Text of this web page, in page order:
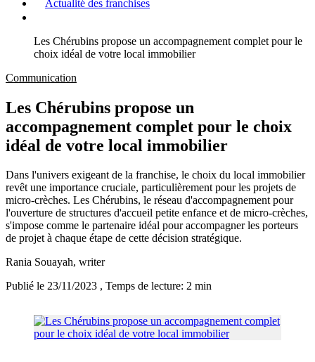
Actualité des franchises
Les Chérubins propose un accompagnement complet pour le
choix idéal de votre local immobilier
Communication
Les Chérubins propose un
accompagnement complet pour le choix
idéal de votre local immobilier
Dans l'univers exigeant de la franchise, le choix du local immobilier
revêt une importance cruciale, particulièrement pour les projets de
micro-crèches. Les Chérubins, le réseau d'accompagnement pour
l'ouverture de structures d'accueil petite enfance et de micro-crèches,
s'impose comme le partenaire idéal pour accompagner les porteurs
de projet à chaque étape de cette décision stratégique.
Rania Souayah, writer
Publié le 23/11/2023 , Temps de lecture: 2 min